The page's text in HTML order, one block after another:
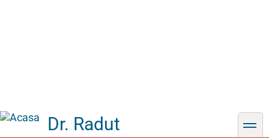
Dr. Radut toggle